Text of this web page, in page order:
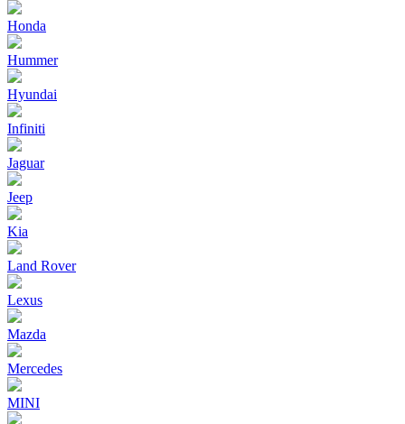
Honda
Hummer
Hyundai
Infiniti
Jaguar
Jeep
Kia
Land Rover
Lexus
Mazda
Mercedes
MINI